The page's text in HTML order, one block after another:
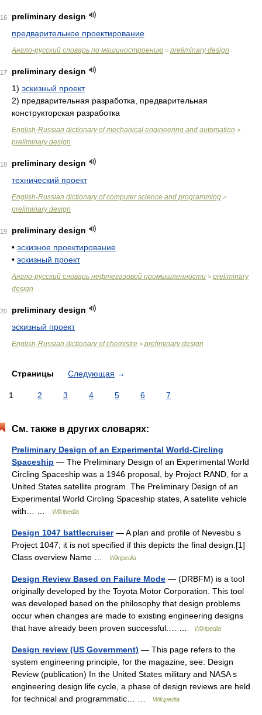
16
preliminary design
предварительное проектирование
Англо-русский словарь по машиностроению > preliminary design
17
preliminary design
1) эскизный проект
2) предварительная разработка, предварительная
конструкторская разработка
English-Russian dictionary of mechanical engineering and automation >
preliminary design
18
preliminary design
технический проект
English-Russian dictionary of computer science and programming >
preliminary design
19
preliminary design
• эскизное проектирование
• эскизный проект
Англо-русский словарь нефтегазовой промышленности > preliminary
design
20
preliminary design
эскизный проект
English-Russian dictionary of chemistre > preliminary design
Страницы Следующая →
1 2 3 4 5 6 7
См. также в других словарях:
Preliminary Design of an Experimental World-Circling
Spaceship — The Preliminary Design of an Experimental World
Circling Spaceship was a 1946 proposal, by Project RAND, for a
United States satellite program. The Preliminary Design of an
Experimental World Circling Spaceship states, A satellite vehicle
with… …
Wikipedia
Design 1047 battlecruiser— A plan and profile of Nevesbu s
Project 1047; it is not specified if this depicts the final design.[1]
Class overview Name …
Wikipedia
Design Review Based on Failure Mode — (DRBFM) is a tool
originally developed by the Toyota Motor Corporation. This tool
was developed based on the philosophy that design problems
occur when changes are made to existing engineering designs
that have already been proven successful.… …
Wikipedia
Design review (US Government) — This page refers to the
system engineering principle, for the magazine, see: Design
Review (publication) In the United States military and NASA s
engineering design life cycle, a phase of design reviews are held
for technical and programmatic… …
Wikipedia